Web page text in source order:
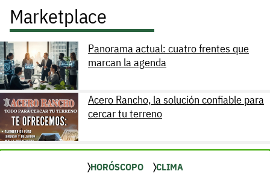
Marketplace
Panorama actual: cuatro frentes que
marcan la agenda
Acero Rancho, la solución confiable para
cercar tu terreno
HORÓSCOPO CLIMA